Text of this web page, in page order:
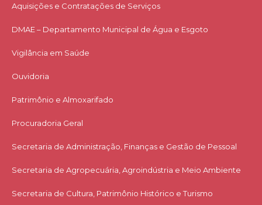
Aquisições e Contratações de Serviços​
DMAE – Departamento Municipal de Água e Esgoto
Vigilância em Saúde
Ouvidoria
Patrimônio e Almoxarifado
Procuradoria Geral
Secretaria de Administração, Finanças e Gestão de Pessoal
Secretaria de Agropecuária, Agroindústria e Meio Ambiente
Secretaria de Cultura, Patrimônio Histórico e Turismo